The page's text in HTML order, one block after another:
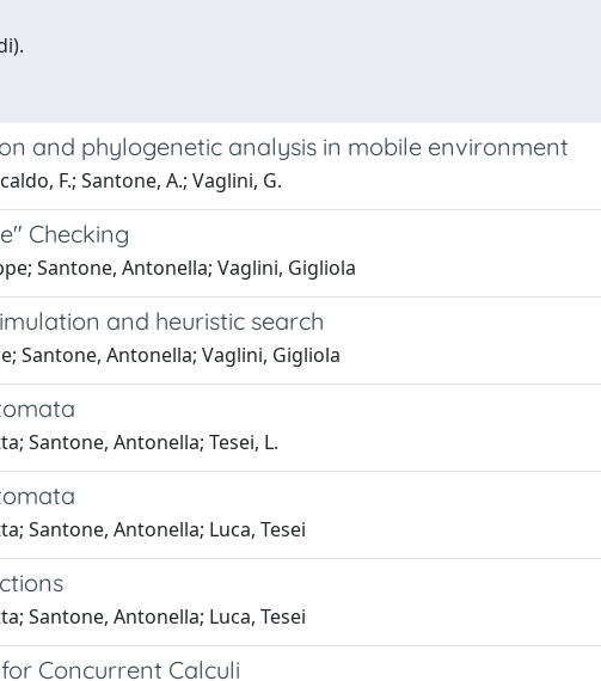
and phylogenetic analysis in mobile environment
F.; Santone, A.; Vaglini, G.
Checking
Santone, Antonella; Vaglini, Gigliola
and heuristic search
Santone, Antonella; Vaglini, Gigliola
Santone, Antonella; Tesei, L.
Santone, Antonella; Luca, Tesei
Santone, Antonella; Luca, Tesei
Concurrent Calculi